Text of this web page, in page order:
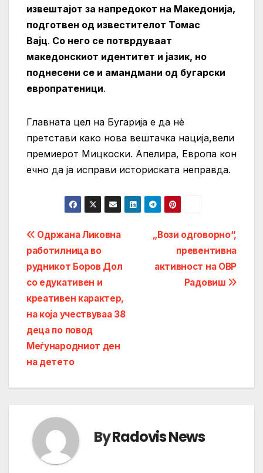
извештајот за напредокот на Македонија,
подготвен од известителот Томас
Вајц. Со него се потврдуваат
македонскиот идентитет и јазик, но
поднесени се и амандмани од бугарски
европратеници.
Главната цел на Бугарија е да нè
претстави како нова вештачка нација,вели
премиерот Мицкоски. Апелира, Европа кон
ечно да ја исправи историската неправда.
Post
navigation
„Вози одговорно“,
превентивна
активност на ОВР
Радовиш
Одржана Ликовна
работилница во
рудникот Боров Дол
со едукативен и
креативен карактер,
на која учествуваа 38
деца по повод
Меѓународниот ден
на детето
ByRadovis News